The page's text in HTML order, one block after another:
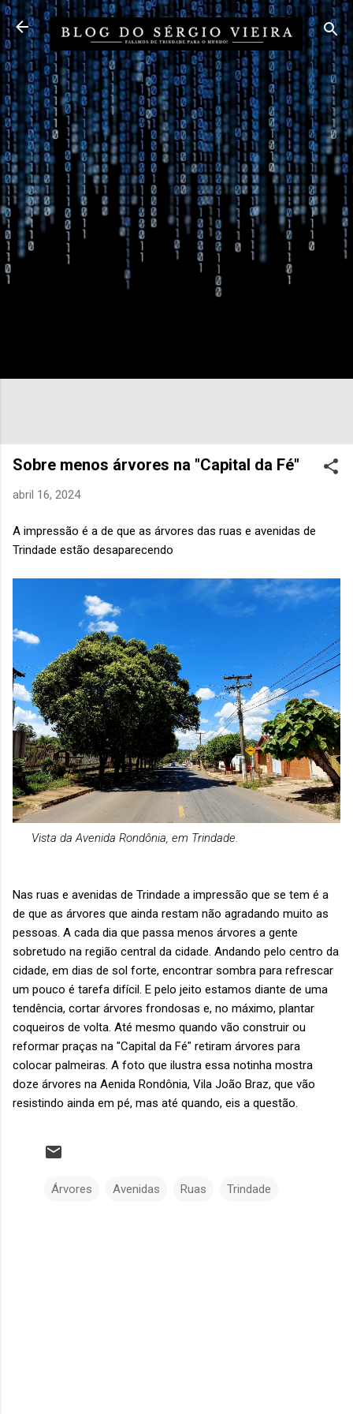
Pular para o conteúdo principal
Sobre menos árvores na "Capital da Fé"
abril 16, 2024
A impressão é a de que as árvores das ruas e avenidas de
Trindade estão desaparecendo
Vista da Avenida Rondônia, em Trindade.
Nas ruas e avenidas de Trindade a impressão que se tem é a
de que as árvores que ainda restam não agradando muito as
pessoas. A cada dia que passa menos árvores a gente
sobretudo na região central da cidade. Andando pelo centro da
cidade, em dias de sol forte, encontrar sombra para refrescar
um pouco é tarefa difícil. E pelo jeito estamos diante de uma
tendência, cortar árvores frondosas e, no máximo, plantar
coqueiros de volta. Até mesmo quando vão construir ou
reformar praças na "Capital da Fé" retiram árvores para
colocar palmeiras. A foto que ilustra essa notinha mostra
doze árvores na Aenida Rondônia, Vila João Braz, que vão
resistindo ainda em pé, mas até quando, eis a questão.
Árvores Avenidas Ruas Trindade